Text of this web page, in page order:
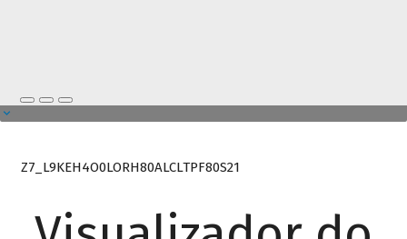
Z7_L9KEH4O0LORH80ALCLTPF80S21